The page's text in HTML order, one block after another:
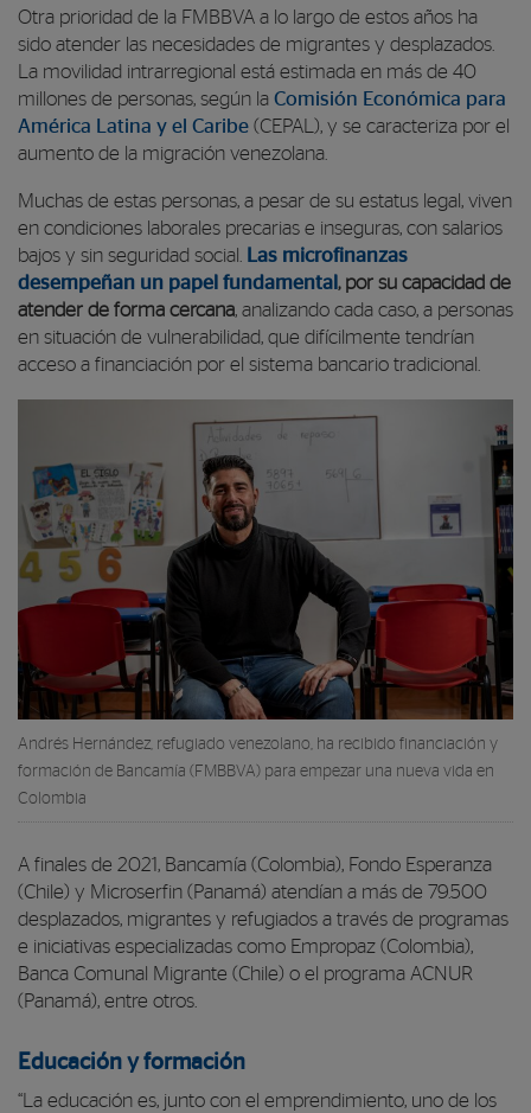
Otra prioridad de la FMBBVA a lo largo de estos años ha
sido atender las necesidades de migrantes y desplazados.
La movilidad intrarregional está estimada en más de 40
millones de personas, según la Comisión Económica para
América Latina y el Caribe (CEPAL), y se caracteriza por el
aumento de la migración venezolana.
Muchas de estas personas, a pesar de su estatus legal, viven
en condiciones laborales precarias e inseguras, con salarios
bajos y sin seguridad social.
Las microfinanzas
desempeñan un papel fundamental , por su capacidad de
atender de forma cercana, analizando cada caso, a personas
en situación de vulnerabilidad, que difícilmente tendrían
acceso a financiación por el sistema bancario tradicional.
Andrés Hernández, refugiado venezolano, ha recibido financiación y
formación de Bancamía (FMBBVA) para empezar una nueva vida en
Colombia
A finales de 2021, Bancamía (Colombia), Fondo Esperanza
(Chile) y Microserfin (Panamá) atendían a más de 79.500
desplazados, migrantes y refugiados a través de programas
e iniciativas especializadas como Empropaz (Colombia),
Banca Comunal Migrante (Chile) o el programa ACNUR
(Panamá), entre otros.
Educación y formación
“La educación es, junto con el emprendimiento, uno de los